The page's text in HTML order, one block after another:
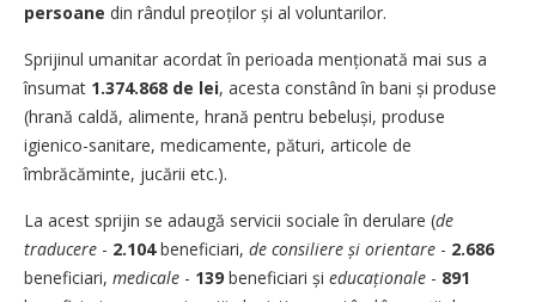
persoane din rândul preoților și al voluntarilor.
Sprijinul umanitar acordat în perioada menționată mai sus a
însumat 1.374.868 de lei, acesta constând în bani și produse
(hrană caldă, alimente, hrană pentru bebeluși, produse
igienico-sanitare, medicamente, pături, articole de
îmbrăcăminte, jucării etc.).
La acest sprijin se adaugă servicii sociale în derulare (de
traducere - 2.104beneficiari, de consiliere și orientare - 2.686
beneficiari, medicale - 139 beneficiari și educaționale - 891